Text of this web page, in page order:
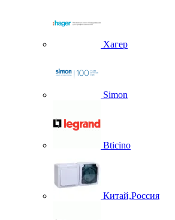
Хагер
Simon
Bticino
Китай,Россия